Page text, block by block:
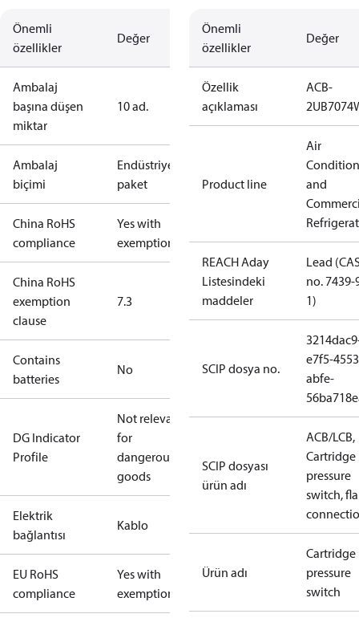
Önemli
özellikler
Değer
Ambalaj
başına düşen
miktar
10 ad.
Ambalaj
biçimi
Endüstriyel
paket
China RoHS
compliance
Yes with
exemptions
China RoHS
exemption
clause
7.3
Contains
batteries
No
DG Indicator
Profile
Not relevant
for
dangerous
goods
Elektrik
bağlantısı
Kablo
EU RoHS
compliance
Yes with
exemptions
Önemli
özellikler
Değer
Özellik
açıklaması
ACB-
Product line
Air
and
REACH Aday
Listesindeki
maddeler
Lead
no. 7439-
1)
SCIP dosya no.
e7f5-
abfe-
SCIP dosyası
ürün adı
ACB/LCB,
Cartridge
pressure
switch,
Ürün adı
Cartridge
pressure
switch